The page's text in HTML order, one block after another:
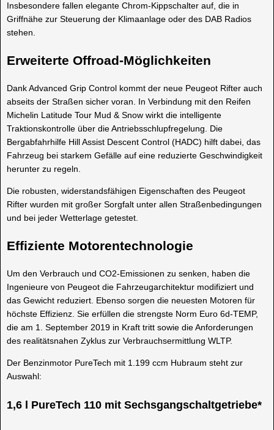
Insbesondere fallen elegante Chrom-Kippschalter auf, die in
Griffnähe zur Steuerung der Klimaanlage oder des DAB Radios
stehen.
Erweiterte Offroad-Möglichkeiten
Dank Advanced Grip Control kommt der neue Peugeot Rifter auch
abseits der Straßen sicher voran. In Verbindung mit den Reifen
Michelin Latitude Tour Mud & Snow wirkt die intelligente
Traktionskontrolle über die Antriebsschlupfregelung. Die
Bergabfahrhilfe Hill Assist Descent Control (HADC) hilft dabei, das
Fahrzeug bei starkem Gefälle auf eine reduzierte Geschwindigkeit
herunter zu regeln.
Die robusten, widerstandsfähigen Eigenschaften des Peugeot
Rifter wurden mit großer Sorgfalt unter allen Straßenbedingungen
und bei jeder Wetterlage getestet.
Effiziente Motorentechnologie
Um den Verbrauch und CO2-Emissionen zu senken, haben die
Ingenieure von Peugeot die Fahrzeugarchitektur modifiziert und
das Gewicht reduziert. Ebenso sorgen die neuesten Motoren für
höchste Effizienz. Sie erfüllen die strengste Norm Euro 6d-TEMP,
die am 1. September 2019 in Kraft tritt sowie die Anforderungen
des realitätsnahen Zyklus zur Verbrauchsermittlung WLTP.
Der Benzinmotor PureTech mit 1.199 ccm Hubraum steht zur
Auswahl:
1,6 l PureTech 110 mit Sechsgangschaltgetriebe*